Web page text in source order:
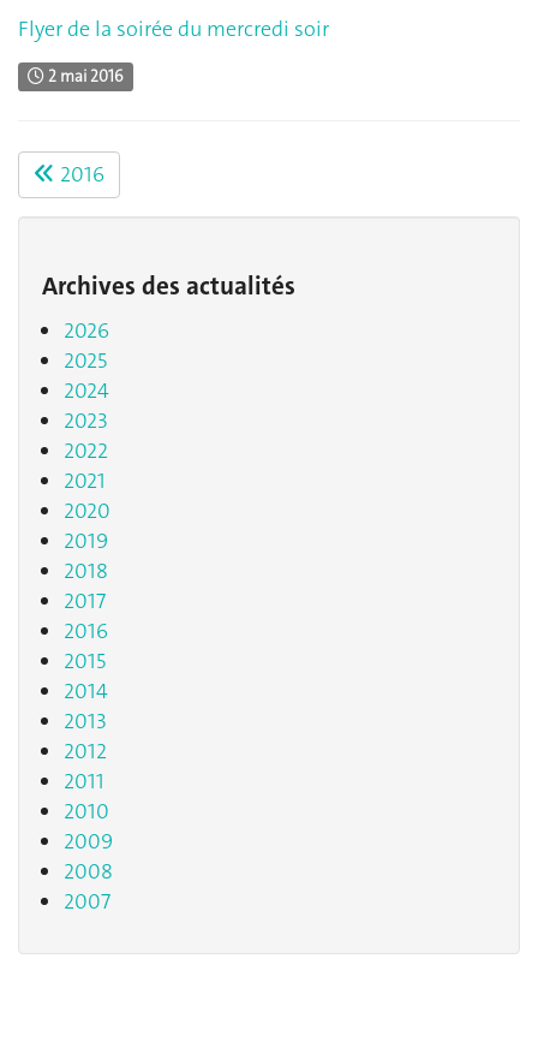
Flyer de la soirée du mercredi soir
2 mai 2016
2016
Archives des actualités
2026
2025
2024
2023
2022
2021
2020
2019
2018
2017
2016
2015
2014
2013
2012
2011
2010
2009
2008
2007